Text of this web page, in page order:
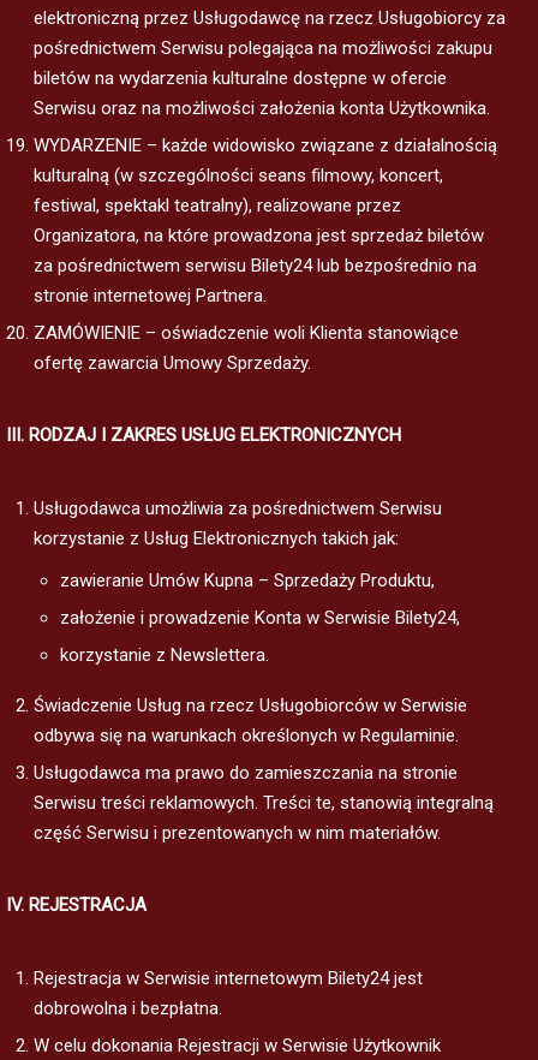
elektroniczną przez Usługodawcę na rzecz Usługobiorcy za
pośrednictwem Serwisu polegająca na możliwości zakupu
biletów na wydarzenia kulturalne dostępne w ofercie
Serwisu oraz na możliwości założenia konta Użytkownika.
WYDARZENIE – każde widowisko związane z działalnością
kulturalną (w szczególności seans filmowy, koncert,
festiwal, spektakl teatralny), realizowane przez
Organizatora, na które prowadzona jest sprzedaż biletów
za pośrednictwem serwisu Bilety24 lub bezpośrednio na
stronie internetowej Partnera.
ZAMÓWIENIE – oświadczenie woli Klienta stanowiące
ofertę zawarcia Umowy Sprzedaży.
III. RODZAJ I ZAKRES USŁUG ELEKTRONICZNYCH
Usługodawca umożliwia za pośrednictwem Serwisu
korzystanie z Usług Elektronicznych takich jak:
zawieranie Umów Kupna – Sprzedaży Produktu,
założenie i prowadzenie Konta w Serwisie Bilety24,
korzystanie z Newslettera.
Świadczenie Usług na rzecz Usługobiorców w Serwisie
odbywa się na warunkach określonych w Regulaminie.
Usługodawca ma prawo do zamieszczania na stronie
Serwisu treści reklamowych. Treści te, stanowią integralną
część Serwisu i prezentowanych w nim materiałów.
IV. REJESTRACJA
Rejestracja w Serwisie internetowym Bilety24 jest
dobrowolna i bezpłatna.
W celu dokonania Rejestracji w Serwisie Użytkownik